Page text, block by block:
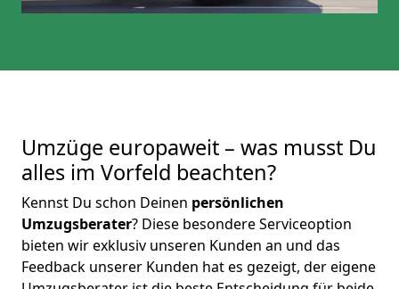
Umzüge europaweit – was musst Du
alles im Vorfeld beachten?
Kennst Du schon Deinen persönlichen
Umzugsberater? Diese besondere Serviceoption
bieten wir exklusiv unseren Kunden an und das
Feedback unserer Kunden hat es gezeigt, der eigene